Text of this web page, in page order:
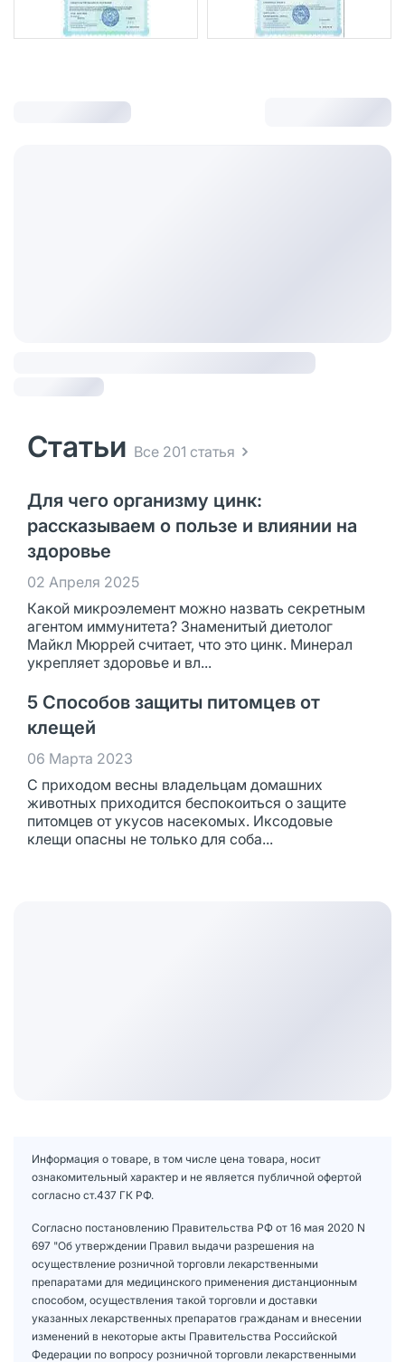
Статьи Все 201 статья
Для чего организму цинк:
рассказываем о пользе и влиянии на
здоровье
02 Апреля 2025
Какой микроэлемент можно назвать секретным
агентом иммунитета? Знаменитый диетолог
Майкл Мюррей считает, что это цинк. Минерал
укрепляет здоровье и вл...
5 Способов защиты питомцев от
клещей
06 Марта 2023
С приходом весны владельцам домашних
животных приходится беспокоиться о защите
питомцев от укусов насекомых. Иксодовые
клещи опасны не только для соба...
Информация о товаре, в том числе цена товара, носит
ознакомительный характер и не является публичной офертой
согласно ст.437 ГК РФ.
Согласно постановлению Правительства РФ от 16 мая 2020 N
697 "Об утверждении Правил выдачи разрешения на
осуществление розничной торговли лекарственными
препаратами для медицинского применения дистанционным
способом, осуществления такой торговли и доставки
указанных лекарственных препаратов гражданам и внесении
изменений в некоторые акты Правительства Российской
Федерации по вопросу розничной торговли лекарственными